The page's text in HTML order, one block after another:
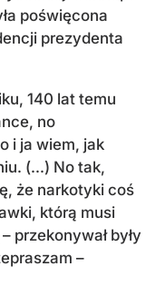
poświęcona
prezydenta
140 lat temu
no
i ja wiem, jak
(...) No tak,
że narkotyki coś
którą musi
przekonywał były
–